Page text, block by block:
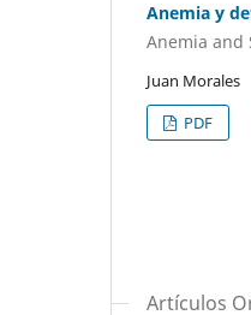
Anemia y
Anemia and
Juan Morales
PDF
Artículos